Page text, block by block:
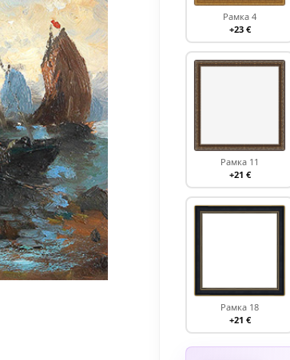
Рамка 4
+23 €
Рамка 11
+21 €
Рамка 18
+21 €